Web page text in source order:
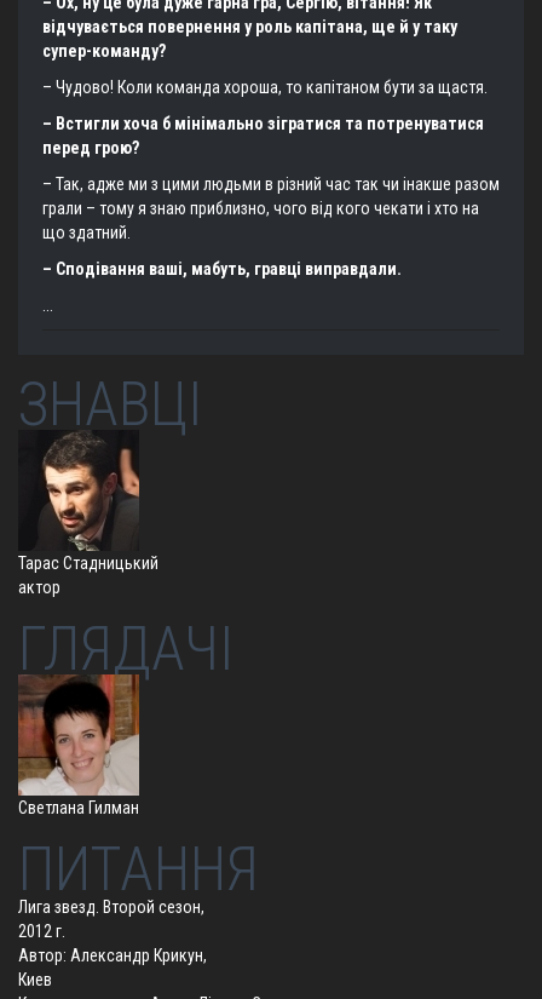
відчувається повернення у роль капітана, ще й у таку
супер-команду?
– Чудово! Коли команда хороша, то капітаном бути за щастя.
– Встигли хоча б мінімально зігратися та потренуватися
перед грою?
– Так, адже ми з цими людьми в різний час так чи інакше разом
грали – тому я знаю приблизно, чого від кого чекати і хто на
що здатний.
– Сподівання ваші, мабуть, гравці виправдали.
ЗНАВЦІ
Тарас Стадницький
актор
ГЛЯДАЧІ
Светлана Гилман
ПИТАННЯ
Лига звезд. Второй сезон,
2012 г.
Автор: Александр Крикун,
Киев